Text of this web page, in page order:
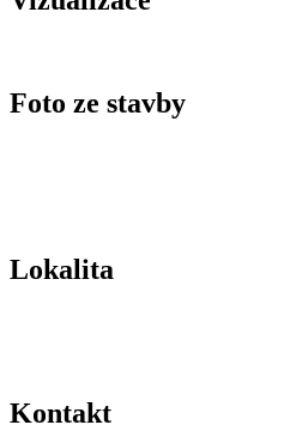
Foto ze stavby
Lokalita
Kontakt